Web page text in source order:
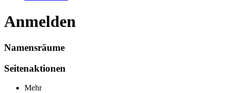
Anmelden
Namensräume
Seitenaktionen
Mehr